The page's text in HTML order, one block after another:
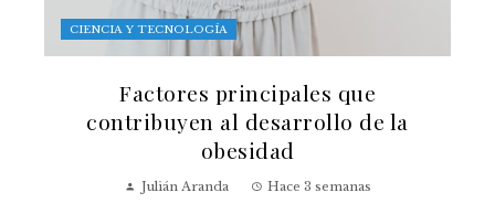
CIENCIA Y TECNOLOGÍA
Factores principales que
contribuyen al desarrollo de la
obesidad
Julián Aranda Hace 3 semanas